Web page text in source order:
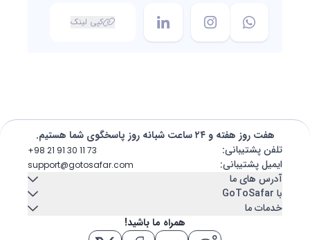
کپی لینک
هفت روز هفته و ۲۴ ساعت شبانه روز پاسخگوی شما هستیم.
تلفن پشتیبانی:
+98 21 91 30 11 73
ایمیل پشتیبانی:
support@gotosafar.com
آدرس های ما
تهران، ایران
میرداماد, خیابان شاه نظری, خیابان ابن سینا پلاک 7
با GoToSafar
درباره ما
خدمات ما
کشتی کروز
همراه ما باشید!